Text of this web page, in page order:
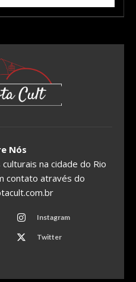
Nós
na cidade do Rio
contato através do
Instagram
Twitter